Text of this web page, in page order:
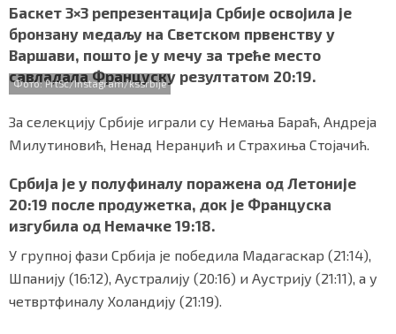
c
e
b
o
o
k
i
t
t
e
r
a
t
s
A
p
p
b
e
r
a
r
e
Баскет 3×3 репрезентација Србије освојила је
бронзану медаљу на Светском првенству у
Варшави, пошто је у мечу за треће место
савладала Француску резултатом 20:19.
Фото: PrtSc/Instagram/kssrbije
За селекцију Србије играли су Немања Бараћ, Андреја
Милутиновић, Ненад Неранџић и Страхиња Стојачић.
Србија је у полуфиналу поражена од Летоније
20:19 после продужетка, док је Француска
изгубила од Немачке 19:18.
У групној фази Србија је победила Мадагаскар (21:14),
Шпанију (16:12), Аустралију (20:16) и Аустрију (21:11), а у
четвртфиналу Холандију (21:19).
СПЕЦИЈАЛИ
БЛОГ
СВЕТ
ЖИВОТ И СТИЛ
СПОРТ
БИЗНИС